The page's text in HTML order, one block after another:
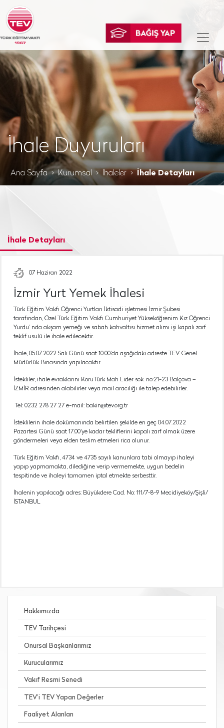
İhale Duyuruları
Ana Sayfa Kurumsal İhaleler İhale Detayları
İhale Detayları
07 Haziran 2022
İzmir Yurt Yemek İhalesi
Türk Eğitim Vakfı Öğrenci Yurtları İktisadi işletmesi İzmir Şubesi
tarafından, Özel Türk Eğitim Vakfı Cumhuriyet Yükseköğrenim Kız Öğrenci
Yurdu’ nda akşam yemeği ve sabah kahvaltısı hizmet alımı işi kapalı zarf
teklif usulü ile ihale edilecektir.
İhale, 05.07.2022 Salı Günü saat 10.00’da aşağıdaki adreste TEV Genel
Müdürlük Binasında yapılacaktır.
İstekliler, ihale evraklarını KoruTürk Mah Lider sok. no:21-23 Balçova –
İZMİR adresinden alabilirler veya mail aracılığı ile talep edebilirler.
Tel: 0232 278 27 27 e-mail: bakin@tev.org.tr
İsteklilerin ihale dokümanında belirtilen şekilde en geç 04.07.2022
Pazartesi Günü saat 17.00’ye kadar tekliflerini kapalı zarf olmak üzere
göndermeleri veya elden teslim etmeleri rica olunur.
Türk Eğitim Vakfı, 4734 ve 4735 sayılı kanunlara tabi olmayıp ihaleyi
yapıp yapmamakta, dilediğine verip vermemekte, uygun bedelin
tespitinde ve ihaleyi tamamen iptal etmekte serbesttir.
İhalenin yapılacağı adres: Büyükdere Cad. No: 111/7-8-9 Mecidiyeköy/Şişli/
İSTANBUL
Hakkımızda
TEV Tarihçesi
Onursal Başkanlarımız
Kurucularımız
Vakıf Resmi Senedi
TEV’i TEV Yapan Değerler
Faaliyet Alanları